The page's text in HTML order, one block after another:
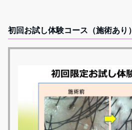
初回お試し体験コース（施術あり）